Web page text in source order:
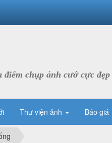
chụp ảnh cướ cực
Thư viện ảnh Báo giá